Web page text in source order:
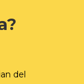
del